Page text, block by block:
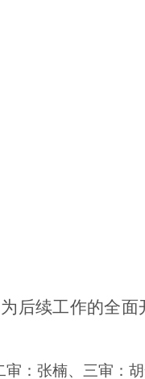
后续工作的全面
审：张楠、三审：